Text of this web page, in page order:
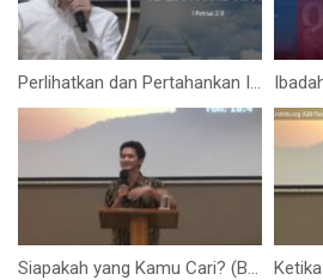
Perlihatkan dan Pertahankan Identitas Kita (Bpk. Petrus Tedy)
Siapakah yang Kamu Cari? (Bapak Stevanus Teddy)